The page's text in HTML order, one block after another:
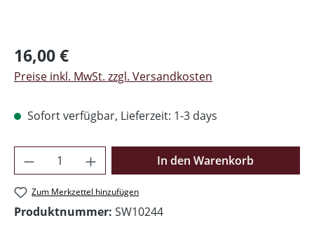
Regulärer Preis:
16,00 €
Preise inkl. MwSt. zzgl. Versandkosten
Sofort verfügbar, Lieferzeit: 1-3 days
Produkt Anzahl: Gib den gewünschten
In den Warenkorb
Zum Merkzettel hinzufügen
Produktnummer: SW10244